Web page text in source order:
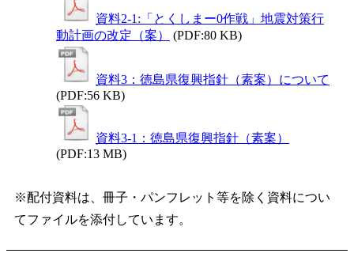
資料2-1:「とくしまー0作戦」地震対策行
動計画の改定（案）
(PDF:80 KB)
資料3：徳島県復興指針（素案）について
(PDF:56 KB)
資料3-1：徳島県復興指針（素案）
(PDF:13 MB)
※配付資料は、冊子・パンフレット等を除く資料につい
てファイルを添付しています。